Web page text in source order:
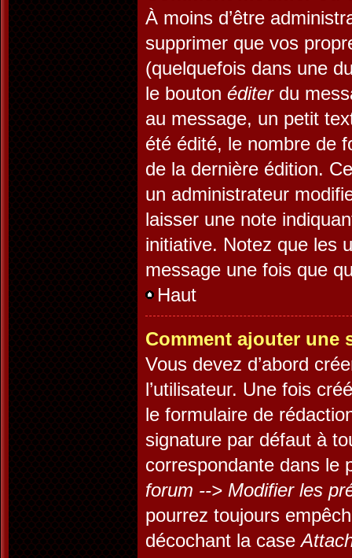
À moins d’être
supprimer que vos
(quelquefois dans une
le bouton éditerdu
au message, un petit
été édité, le nombre de
de la dernière édition.
un administrateur
laisser une note
initiative. Notez que les
message une fois que
Haut
Comment ajouter une
Vous devez d’abord
l’utilisateur. Une fois
le formulaire de
signature par défaut à
correspondante dans le
forum --> Modifier les
pourrez toujours
décochant la case